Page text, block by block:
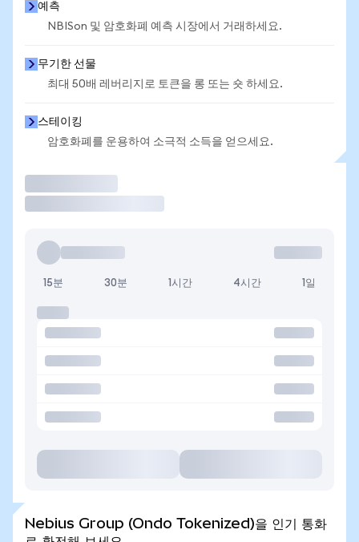
예측
NBISon 및 암호화폐 예측 시장에서 거래하세요.
무기한 선물
최대 50배 레버리지로 토큰을 롱 또는 숏 하세요.
스테이킹
암호화폐를 운용하여 소극적 소득을 얻으세요.
15분 30분 1시간 4시간 1일
Nebius Group (Ondo Tokenized)을 인기 통화